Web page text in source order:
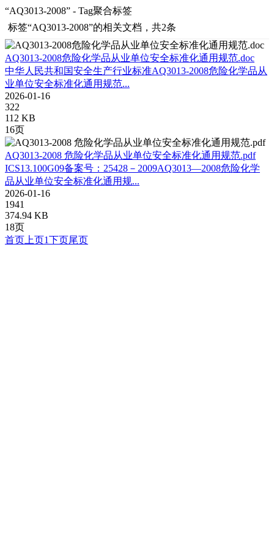
“AQ3013-2008” - Tag聚合标签
标签“AQ3013-2008”的相关文档，共2条
AQ3013-2008危险化学品从业单位安全标准化通用规范.doc
中华人民共和国安全生产行业标准AQ3013-2008危险化学品从
业单位安全标准化通用规范...
2026-01-16
322
112 KB
16页
AQ3013-2008 危险化学品从业单位安全标准化通用规范.pdf
ICS13.100G09备案号：25428－2009AQ3013—2008危险化学
品从业单位安全标准化通用规...
2026-01-16
1941
374.94 KB
18页
首页 上页1下页尾页